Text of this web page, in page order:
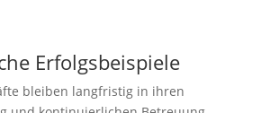
Erfolgsbeispiele
bleiben langfristig in ihren